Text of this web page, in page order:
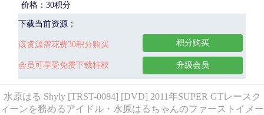
价格：30积分
下载当前资源：
该资源需花费30积分购买
会员可享受免费下载特权
积分购买
升级会员
水原はる Shyly [TRST-0084] [DVD] 2011年SUPER GTレースク
ィーンを務めるアイドル・水原はるちゃんのファーストイメー